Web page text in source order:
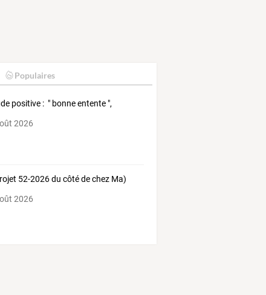
Populaires
positive : " bonne entente ",
2026
52-2026 du côté de chez Ma)
2026